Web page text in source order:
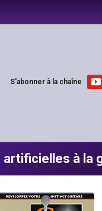
S'abonner à la chaîne
à la